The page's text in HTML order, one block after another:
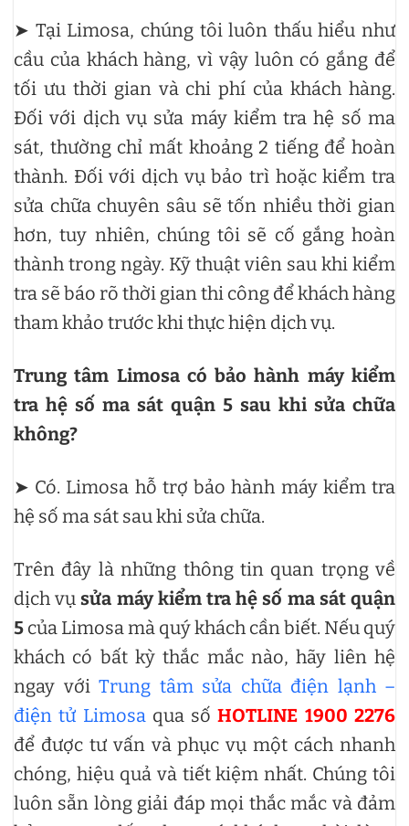
➤ Tại Limosa, chúng tôi luôn thấu hiểu như
cầu của khách hàng, vì vậy luôn có gắng để
tối ưu thời gian và chi phí của khách hàng.
Đối với dịch vụ sửa máy kiểm tra hệ số ma
sát, thường chỉ mất khoảng 2 tiếng để hoàn
thành. Đối với dịch vụ bảo trì hoặc kiểm tra
sửa chữa chuyên sâu sẽ tốn nhiều thời gian
hơn, tuy nhiên, chúng tôi sẽ cố gắng hoàn
thành trong ngày. Kỹ thuật viên sau khi kiểm
tra sẽ báo rõ thời gian thi công để khách hàng
tham khảo trước khi thực hiện dịch vụ.
Trung tâm Limosa có bảo hành máy kiểm
tra hệ số ma sát quận 5 sau khi sửa chữa
không?
➤ Có. Limosa hỗ trợ bảo hành máy kiểm tra
hệ số ma sát sau khi sửa chữa.
Trên đây là những thông tin quan trọng về
dịch vụsửa máy kiểm tra hệ số ma sát quận
5 của Limosa mà quý khách cần biết. Nếu quý
khách có bất kỳ thắc mắc nào, hãy liên hệ
ngay với Trung tâm sửa chữa điện lạnh –
điện tử Limosaqua sốHOTLINE 1900 2276
để được tư vấn và phục vụ một cách nhanh
chóng, hiệu quả và tiết kiệm nhất. Chúng tôi
luôn sẵn lòng giải đáp mọi thắc mắc và đảm